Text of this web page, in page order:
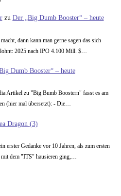
zu Der „Big Dumb Booster“ – heute
dann kann man gerne sagen das sich
2025 nach IPO 4.100 Mill. $…
Dumb Booster“ – heute
Artikel zu "Big Bumb Boostern" fasst es am
(hier mal übersetzt): - Die…
Dragon (3)
erster Gedanke vor 10 Jahren, als zum ersten
dem "ITS" hausieren ging,…